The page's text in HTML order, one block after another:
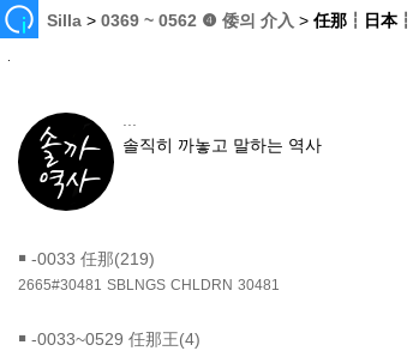
Silla >0369 ~ 0562 ❹ 倭의 介入 >任那┆日本
솔직히 까놓고 말하는 역사
￭ -0033 任那(219)
2665#30481 SBLNGS CHLDRN 30481
￭ -0033~0529 任那王(4)